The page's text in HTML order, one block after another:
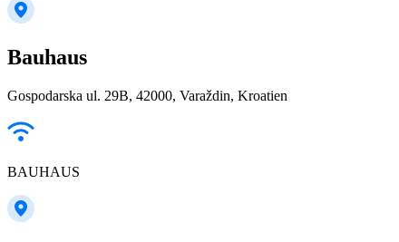
Bauhaus
Gospodarska ul. 29B, 42000, Varaždin, Kroatien
BAUHAUS